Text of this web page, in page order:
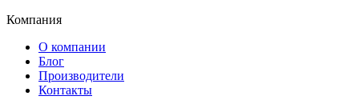
Компания
О компании
Блог
Производители
Контакты